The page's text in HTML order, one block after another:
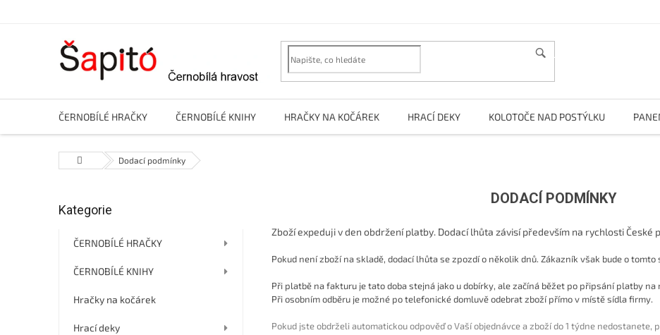
HLEDAT
ČERNOBÍLÉ HRAČKY ČERNOBÍLÉ KNIHY HRAČKY NA KOČÁREK HRACÍ DEKY KOLOTOČE NAD POSTÝLKU
Domů Dodací podmínky
o
Přeskočit
Kategorie
ČERNOBÍLÉ HRAČKY
ČERNOBÍLÉ KNIHY
Hračky na kočárek
Hrací deky
DODACÍ PODMÍNKY
Zboží expeduji v den obdržení platby. Dodací lhůta závisí především na rychlosti České
Pokud není zboží na skladě, dodací lhůta se zpozdí o několik dnů. Zákazník však bude o
Při platbě na fakturu je tato doba stejná jako u dobírky, ale začíná běžet po připsání platby na
Při osobním odběru je možné po telefonické domluvě odebrat zboží přímo v místě sídla firmy.
Pokud jste obdrželi automatickou odpověď o Vaší objednávce a zboží do 1 týdne nedostanete,